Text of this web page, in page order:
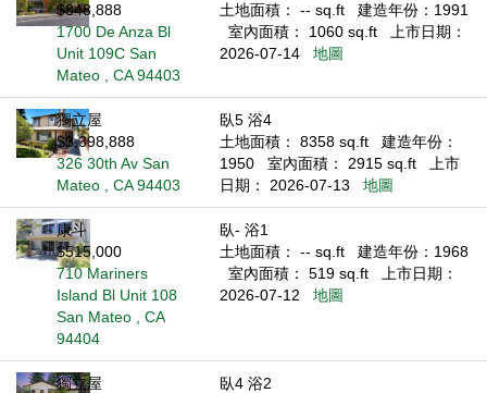
$848,888
1700 De Anza Bl
Unit 109C San
Mateo , CA 94403
土地面積： -- sq.ft
建造年份：1991
室內面積： 1060 sq.ft
上市日期：
2026-07-14
地圖
獨立屋
$3,398,888
326 30th Av San
Mateo , CA 94403
臥5 浴4
土地面積： 8358 sq.ft
建造年份：
1950
室內面積： 2915 sq.ft
上市
日期： 2026-07-13
地圖
康斗
$515,000
710 Mariners
Island Bl Unit 108
San Mateo , CA
94404
臥- 浴1
土地面積： -- sq.ft
建造年份：1968
室內面積： 519 sq.ft
上市日期：
2026-07-12
地圖
獨立屋
臥4 浴2